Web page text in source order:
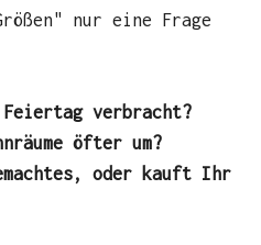
nur eine Frage
verbracht?
öfter um?
oder kauft Ihr